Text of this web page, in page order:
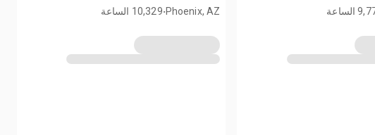
الساعة Phoenix, AZ
.10,329 الساعة